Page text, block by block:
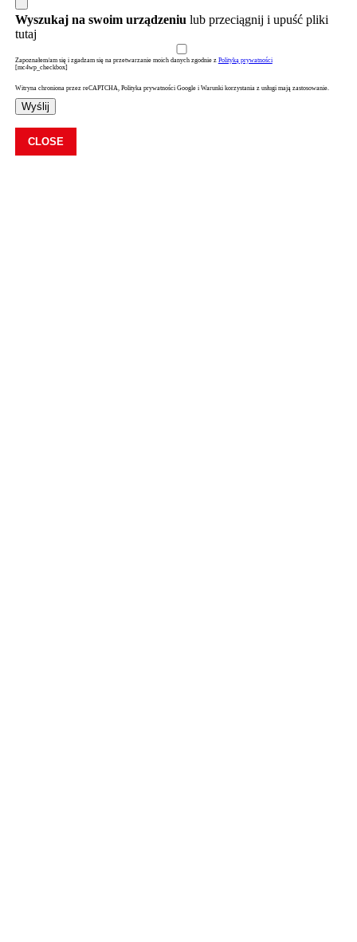
Wyszukaj na swoim urządzeniu lub przeciągnij i upuść pliki
tutaj
Zapoznałem/am się i zgadzam się na przetwarzanie moich danych zgodnie z Polityką prywatności
[mc4wp_checkbox]
Witryna chroniona przez reCAPTCHA, Polityka prywatności Google i Warunki korzystania z usługi mają zastosowanie.
Wyślij
CLOSE